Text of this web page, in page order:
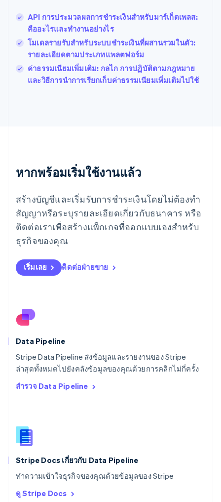
API การประมวลผลการชำระเงินสำหรับมาร์เก็ตเพลส:
คืออะไรและทำงานอย่างไร
โมเดลรายรับสำหรับระบบชำระเงินที่ผสานรวมในตัว:
รายละเอียดตามประเภทแพลตฟอร์ม
ค่าธรรมเนียมเพิ่มเติม: กลไก การปฏิบัติตามกฎหมาย
และวิธีการนำการเรียกเก็บค่าธรรมเนียมเพิ่มเติมไปใช้
หากพร้อมเริ่มใช้งานแล้ว
สร้างบัญชีและเริ่มรับการชำระเงินโดยไม่ต้องทำ
สัญญาหรือระบุรายละเอียดเกี่ยวกับธนาคาร หรือ
ติดต่อเราเพื่อสร้างแพ็กเกจที่ออกแบบเองสำหรับ
ธุรกิจของคุณ
เริ่มเลย ติดต่อฝ่ายขาย
Data Pipeline
Stripe Data Pipeline ส่งข้อมูลและรายงานของ Stripe
ล่าสุดทั้งหมดไปยังคลังข้อมูลของคุณด้วยการคลิกไม่กี่ครั้ง
สำรวจ Data Pipeline
Stripe Docs เกี่ยวกับ Data Pipeline
ทำความเข้าใจธุรกิจของคุณด้วยข้อมูลของ Stripe
ดู Stripe Docs
FrançaisEnglish
ฟินแลนด์
มอลตา
English
มาเลเซีย
English
เม็กซิโก
ลักเซมเบิร์ก
Français Deutsch English
English
ลิกเตนสไตน์
DeutschEnglish
ลิทัวเนีย
English
สเปน
สโลวาเกีย
English
Deutsch
สหรัฐอเมริกา
EnglishEspañol简体中文
สหรัฐอาหรับเอมิเรตส์
สหราชอาณาจักร
สิงคโปร์
English
ออสเตรเลีย
English
Deutsch English
ItalianoEnglish